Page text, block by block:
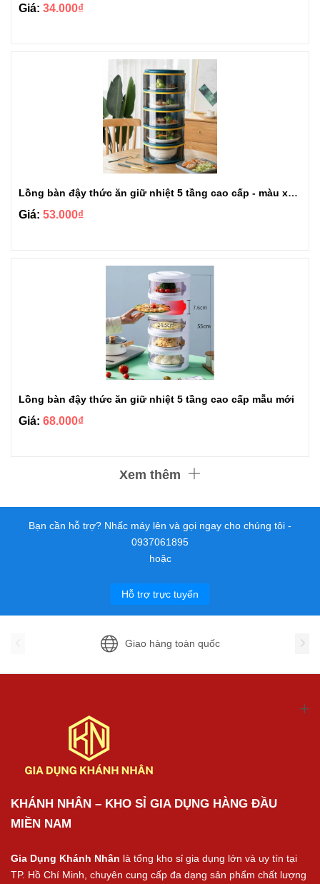
Giá: 34.000₫
Lồng bàn đậy thức ăn giữ nhiệt 5 tầng cao cấp - màu xanh
Giá: 53.000₫
Lồng bàn đậy thức ăn giữ nhiệt 5 tầng cao cấp mẫu mới
Giá: 68.000₫
Xem thêm
Bạn cần hỗ trợ? Nhấc máy lên và gọi ngay cho chúng tôi -
0937061895
hoặc
Hỗ trợ trực tuyến
Giao hàng toàn quốc
KHÁNH NHÂN – KHO SỈ GIA DỤNG HÀNG ĐẦU
MIỀN NAM
Gia Dụng Khánh Nhân là tổng kho sỉ gia dụng lớn và uy tín tại
TP. Hồ Chí Minh, chuyên cung cấp đa dạng sản phẩm chất lượng